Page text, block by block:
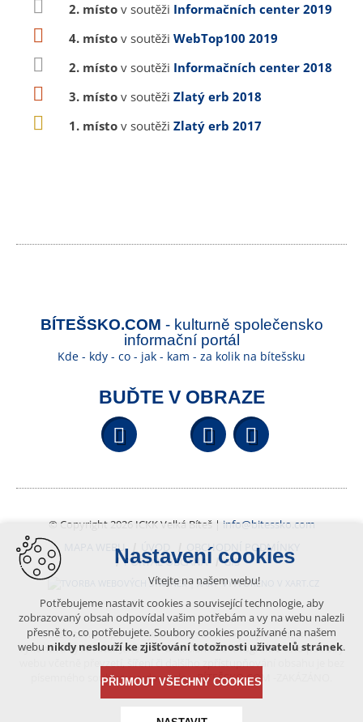
2. místo v soutěži Informačních center 2019
4. místo v soutěži WebTop100 2019
2. místo v soutěži Informačních center 2018
3. místo v soutěži Zlatý erb 2018
1. místo v soutěži Zlatý erb 2017
BÍTEŠSKO.COM - kulturně společensko
informační portál
Kde - kdy - co - jak - kam - za kolik na bítešsku
BUĎTE V OBRAZE
Facebook YouTube
© Copyright 2026 ICKK Velká Bíteš | info@bitessko.com
MAPA WEBU
ÚVOD
OBCHODNÍ PODMÍNKY
PORTÁL OBČANA
GIS
VYTVOŘENO V XART.CZ
Obsah tohoto portálu je chráněn autorským právem, které
vykonává vydavatel. Jakékoliv užití článků a fotografií z této podoby
písemného souhlasu vydavatele – BÍTEŠSKO.COM -ZAKÁZÁNO.
Nastavení cookies
Vítejte na našem webu!
Potřebujeme nastavit cookies a související technologie, aby
zobrazovaný obsah odpovídal vašim potřebám a vy na webu nalezli
přesně to, co potřebujete. Soubory cookies používané na našem
webu nikdy neslouží ke zjišťování totožnosti uživatelů stránek.
PŘIJMOUT VŠECHNY COOKIES